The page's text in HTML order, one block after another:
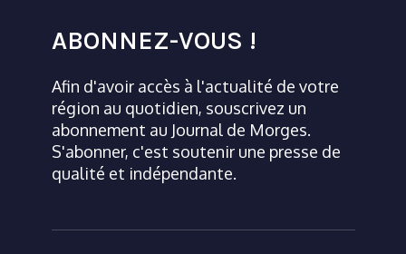
ABONNEZ-VOUS !
Afin d'avoir accès à l'actualité de votre
région au quotidien, souscrivez un
abonnement au Journal de Morges.
S'abonner, c'est soutenir une presse de
qualité et indépendante.